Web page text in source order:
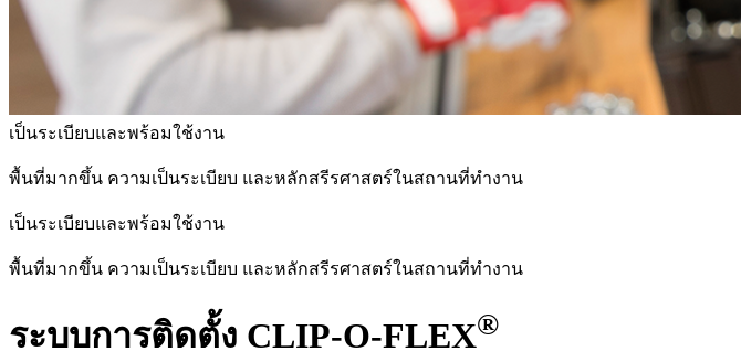
เป็นระเบียบและพร้อมใช้งาน
พื้นที่มากขึ้น ความเป็นระเบียบ และหลักสรีรศาสตร์ในสถานที่ทำงาน
เป็นระเบียบและพร้อมใช้งาน
พื้นที่มากขึ้น ความเป็นระเบียบ และหลักสรีรศาสตร์ในสถานที่ทำงาน
ระบบการติดตั้ง CLIP-O-FLEX®